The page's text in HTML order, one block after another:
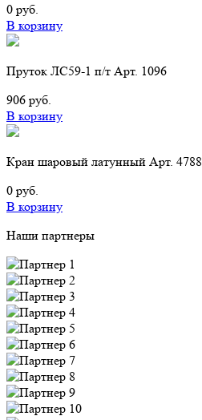
0 руб.
В корзину
Пруток ЛС59-1 п/т Арт. 1096
906 руб.
В корзину
Кран шаровый латунный Арт. 4788
0 руб.
В корзину
Наши партнеры